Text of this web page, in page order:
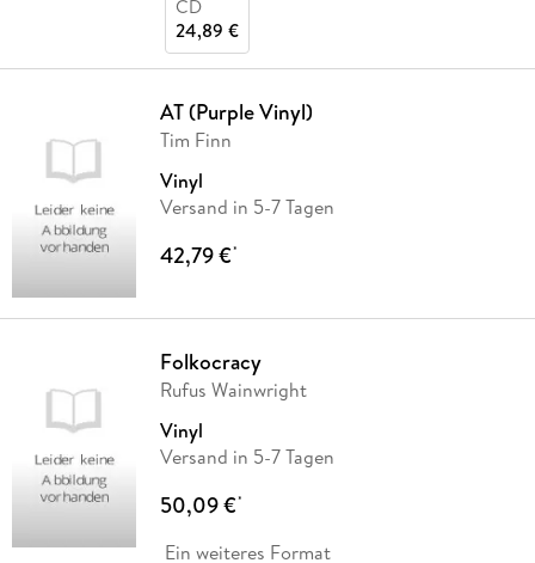
CD
24,89 €
AT (Purple Vinyl)
Tim Finn
Vinyl
Versand in 5-7 Tagen
42,79 €*
Folkocracy
Rufus Wainwright
Vinyl
Versand in 5-7 Tagen
50,09 €*
Ein weiteres Format